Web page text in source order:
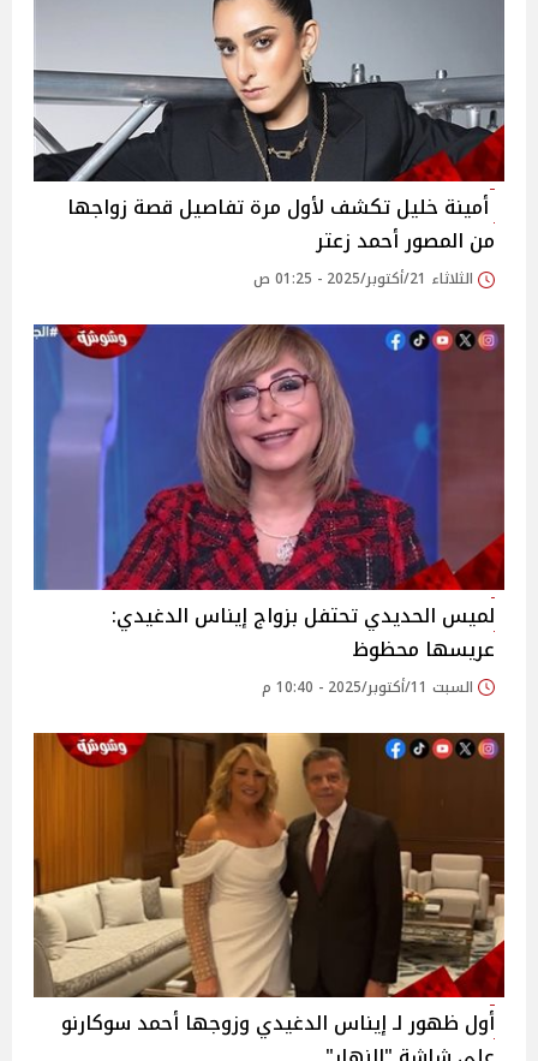
أمينة خليل تكشف لأول مرة تفاصيل قصة زواجها
من المصور أحمد زعتر
الثلاثاء 21/أكتوبر/2025 - 01:25 ص
لميس الحديدي تحتفل بزواج إيناس الدغيدي:
عريسها محظوظ
السبت 11/أكتوبر/2025 - 10:40 م
أول ظهور لـ إيناس الدغيدي وزوجها أحمد سوكارنو